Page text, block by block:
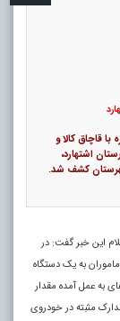
قاچاق کالا و
اشتهارد،
این خبر گفت: در
به یک دستگاه
به عمل آمده مقدار
مدارک مثبته در خودروی